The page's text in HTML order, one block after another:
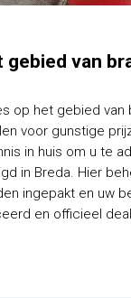
van
op het gebied
voor gunstige
in huis om u te
in Breda. Hier
ingepakt en uw